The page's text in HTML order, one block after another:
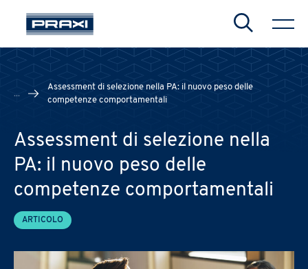
Search
...
Assessment di selezione nella PA: il nuovo peso delle
competenze comportamentali
Assessment di selezione nella
PA: il nuovo peso delle
competenze comportamentali
ARTICOLO